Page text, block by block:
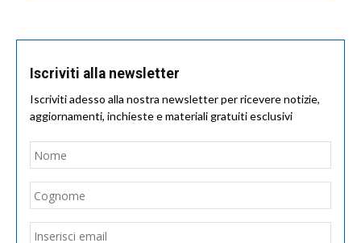
Iscriviti alla newsletter
Iscriviti adesso alla nostra newsletter per ricevere notizie,
aggiornamenti, inchieste e materiali gratuiti esclusivi
Nome
Email